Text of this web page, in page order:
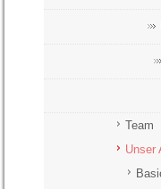
Team
Unser